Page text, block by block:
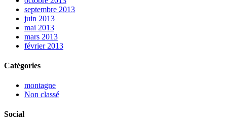
septembre 2013
juin 2013
mai 2013
mars 2013
février 2013
Catégories
montagne
Non classé
Social